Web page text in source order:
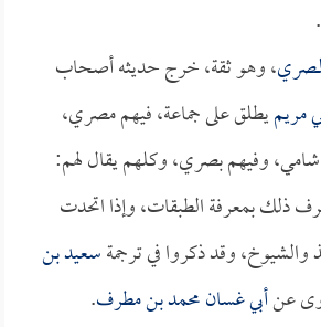
، وهو ثقة، خرج حديثه أصحاب
مريميطلق على جماعة، فيهم مصري،
وفيهم بصري، وكلهم يقال لهم:
ذلك بمعرفة الطبقات، وإذا اتحدت
والشيوخ، وقد ذكروا في ترجمةسعيد بن
عنأبي غسان محمد بن مطرف.